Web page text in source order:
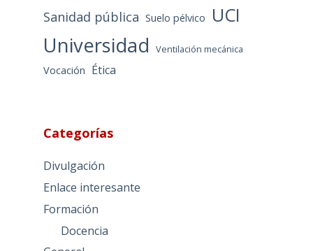
Sanidad pública Suelo pélvico UCI
Universidad Ventilación mecánica
Vocación Ética
Categorías
Divulgación
Enlace interesante
Formación
Docencia